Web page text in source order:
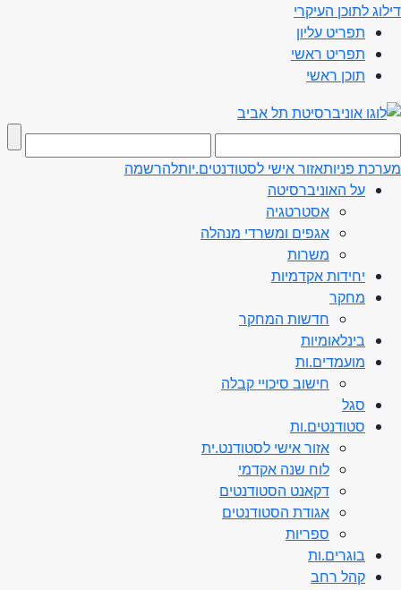
דילוג לתוכן העיקרי
תפריט עליון
תפריט ראשי
תוכן ראשי
מערכת פניותאזור אישי לסטודנטים.יותלהרשמה
על האוניברסיטה
אסטרטגיה
אגפים ומשרדי מנהלה
משרות
יחידות אקדמיות
מחקר
חדשות המחקר
בינלאומיות
מועמדים.ות
חישוב סיכויי קבלה
סגל
סטודנטים.ות
אזור אישי לסטודנט.ית
לוח שנה אקדמי
דקאנט הסטודנטים
אגודת הסטודנטים
ספריות
בוגרים.ות
קהל רחב